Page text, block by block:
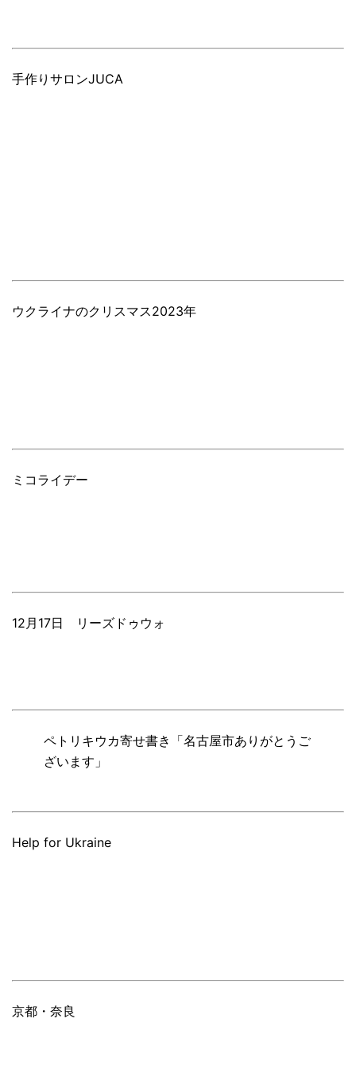
手作りサロンJUCA
ウクライナのクリスマス2023年
ミコライデー
12月17日 リーズドゥウォ
ペトリキウカ寄せ書き「名古屋市ありがとうご
ざいます」
Help for Ukraine
京都・奈良